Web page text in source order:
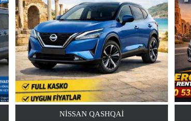
NISSAN QASHQAI